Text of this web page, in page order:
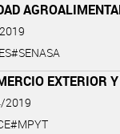
EXTERIOR
2019